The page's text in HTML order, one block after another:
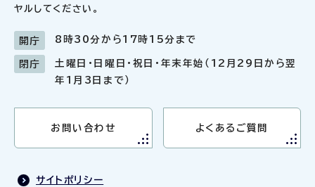
ヤルしてください。
開庁 8時30分から17時15分まで
閉庁
土曜日・日曜日・祝日・年末年始（12月29日から翌
年1月3日まで）
お問い合わせ よくあるご質問
サイトポリシー